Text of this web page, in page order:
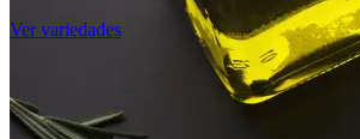
Ver variedades